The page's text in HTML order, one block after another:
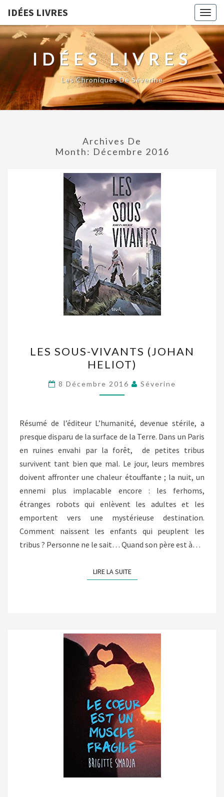
IDÉES LIVRES
IDÉES LIVRES
Les Chroniques De Séverine
Archives De
Month: Décembre 2016
SOUS-
VIVANTS
(JOHAN
HELIOT)
LES SOUS-VIVANTS (JOHAN
HELIOT)
8 Décembre 2016 Séverine
Résumé de l’éditeur L’humanité, devenue stérile, a
presque disparu de la surface de la Terre. Dans un Paris
en ruines envahi par la forêt, de petites tribus
survivent tant bien que mal. Le jour, leurs membres
doivent affronter une chaleur étouffante ; la nuit, un
ennemi plus implacable encore : les ferhoms,
étranges robots qui enlèvent les adultes et les
emportent vers une mystérieuse destination.
Comment naissent les enfants qui peuplent les
tribus ? Personne ne le sait… Quand son père est à…
LIRE LA SUITELIRE LA SUITE